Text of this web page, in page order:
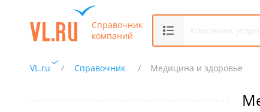
Справочник
компаний
VL.ru Справочник Медицина и здоровье